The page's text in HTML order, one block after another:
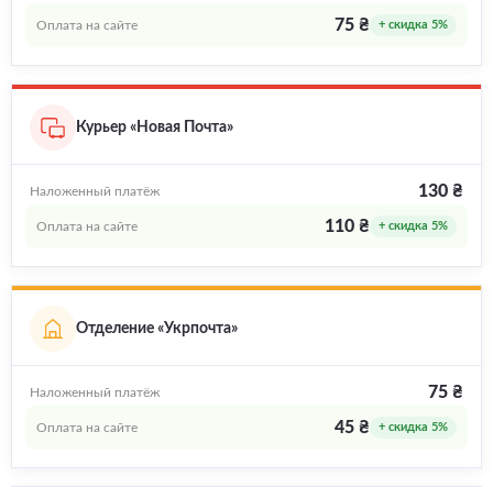
Оплата на сайте 75 ₴ + скидка 5%
Курьер «Новая Почта»
Наложенный платёж 130 ₴
Оплата на сайте 110 ₴ + скидка 5%
Отделение «Укрпочта»
Наложенный платёж 75 ₴
Оплата на сайте 45 ₴ + скидка 5%